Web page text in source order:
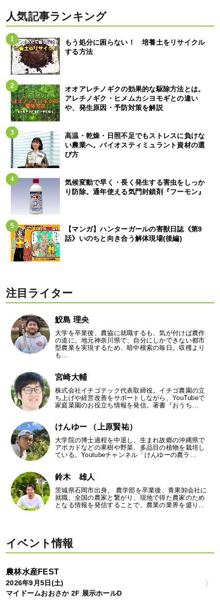
人気記事ランキング
もう処分に困らない！ 培養土をリサイクル
する方法
オオアレチノギクの効果的な駆除方法とは。
アレチノギク・ヒメムカシヨモギとの違い
や、発生原因・予防対策を解説
高温・乾燥・日照不足でもストレスに負けな
い農業へ。バイオスティミュラント資材の選
び方
気候変動で早く・長く発生する害虫をしっか
り防除。通年使える気門封鎖剤『フーモン』
【マンガ】ハンターガールの害獣日誌《第9
話》いのちと向き合う解体現場(後編)
注目ライター
鮫島 理央
大学を卒業後、農協に就職するも、気が付けば農作
の道に。地元神奈川県で、自分にしかできない都市
型農業を実現するため、暗中模索の毎日。収穫より
も…
宮崎大輔
株式会社イチゴテック代表取締役。イチゴ農園の立
ち上げや経営改善をサポートしながら、YouTubeで
家庭菜園のお役立ち情報を発信。著書『おうち…
けんゆー （上原賢祐）
大学院の博士過程を中退し、生まれ故郷の沖縄県で
アボカドなどの果樹や野菜、多品目の植物を栽培し
ている。Youtubeチャンネル「けんゆーの農ラ…
鈴木 雄人
茨城県石岡市出身。 農学部を卒業後、青果卸会社に
就職。全国の農家と繋がり、現地で得た農家のため
となる情報を発信することで、農業の業界を盛り…
イベント情報
農林水産FEST
2026年9月5日(土)
マイドームおおさか 2F 展示ホールD